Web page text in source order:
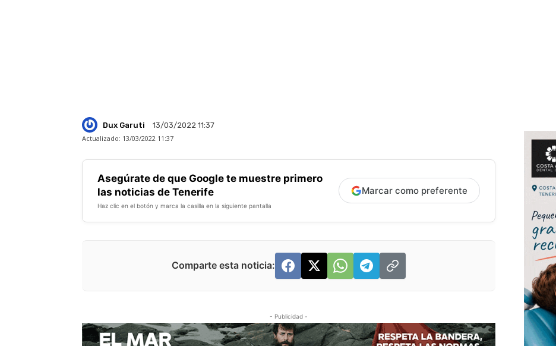
Dux Garuti
13/03/2022 11:37
Actualizado: 13/03/2022 11:37
Asegúrate de que Google te muestre primero
las noticias de Tenerife
Haz clic en el botón y marca la casilla en la siguiente pantalla
Marcar como preferente
Comparte esta noticia:
- Publicidad -